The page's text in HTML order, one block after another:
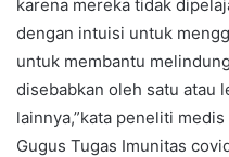
karena mereka tidak
dengan intuisi untuk
untuk membantu
disebabkan oleh satu atau
lainnya,”kata peneliti
Gugus Tugas Imunitas